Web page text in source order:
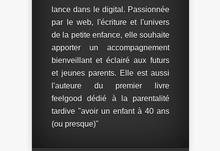
lance dans le digital. Passionnée
par le web, l'écriture et l'univers
de la petite enfance, elle souhaite
apporter un accompagnement
bienveillant et éclairé aux futurs
et jeunes parents. Elle est aussi
l'auteure du premier livre
feelgood dédié à la parentalité
tardive "avoir un enfant à 40 ans
(ou presque)"